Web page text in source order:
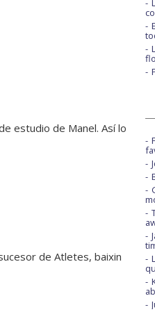
estudio de Manel. Así lo
de Atletes, baixin